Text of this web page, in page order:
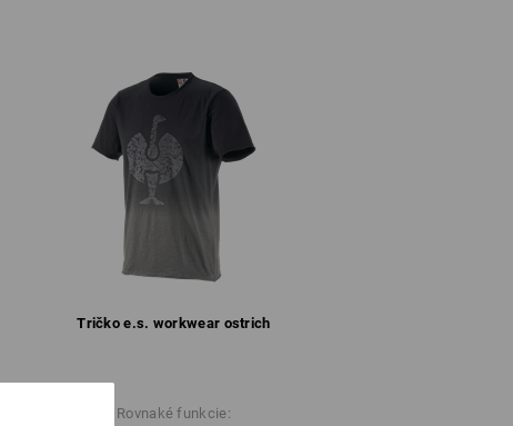
Žehlite žehličkou nastavenou na
nízku teplotu
Tričko e.s. workwear ostrich
Rovnaké funkcie: